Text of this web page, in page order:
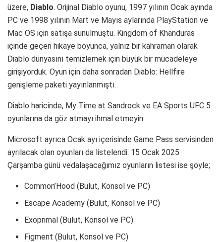
üzere, Diablo. Orijinal Diablo oyunu, 1997 yılının Ocak ayında
PC ve 1998 yılının Mart ve Mayıs aylarında PlayStation ve
Mac OS için satışa sunulmuştu. Kingdom of Khanduras
içinde geçen hikaye boyunca, yalnız bir kahraman olarak
Diablo dünyasını temizlemek için büyük bir mücadeleye
girişiyorduk. Oyun için daha sonradan Diablo: Hellfire
genişleme paketi yayınlanmıştı.
Diablo haricinde, My Time at Sandrock ve EA Sports UFC 5
oyunlarına da göz atmayı ihmal etmeyin.
Microsoft ayrıca Ocak ayı içerisinde Game Pass servisinden
ayrılacak olan oyunları da listelendi. 15 Ocak 2025
Çarşamba günü vedalaşacağımız oyunların listesi ise şöyle;
Common’Hood (Bulut, Konsol ve PC)
Escape Academy (Bulut, Konsol ve PC)
Exoprimal (Bulut, Konsol ve PC)
Figment (Bulut, Konsol ve PC)